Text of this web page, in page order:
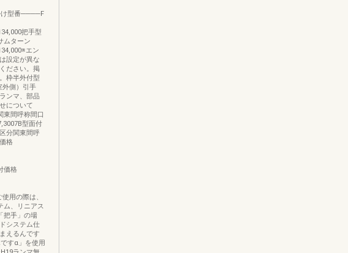
け型番────F
把手型
ムターン
エン
設定が異な
ださい。掲
枠半外付型
外側）引手
ンマ、部品
について
東間呼称間口
型面付
分関東間呼
格
価格
用の際は、
ム、リニアス
把手」の場
システム仕
えるんです
すα」を使用